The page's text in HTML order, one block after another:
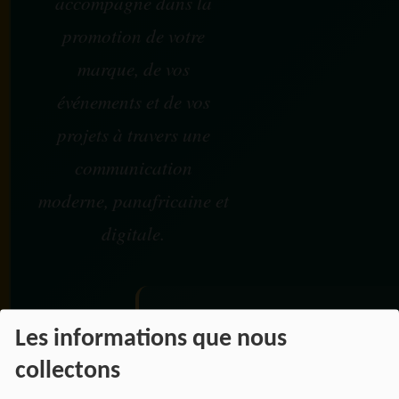
Les informations que nous
collectons
promotion de votre
marque, de vos
événements et de vos
projets à travers une
communication
moderne, panafricaine et
digitale.
NOS OFFRES
Rejoignez une équipe engagée